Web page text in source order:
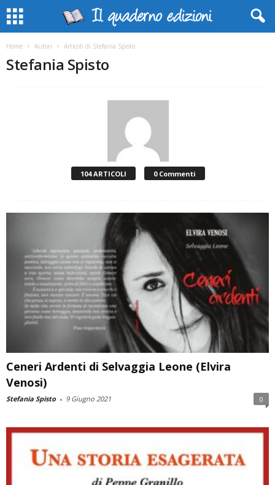
Home Autori Articoli di Stefania Spisto
Stefania Spisto
104 ARTICOLI 0 Commenti
Ceneri Ardenti di Selvaggia Leone (Elvira
Venosi)
Stefania Spisto - 9 Giugno 2021 0